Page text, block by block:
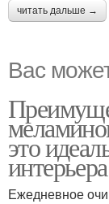
читать дальше →
Вас
это
интерьера
Ежедневное